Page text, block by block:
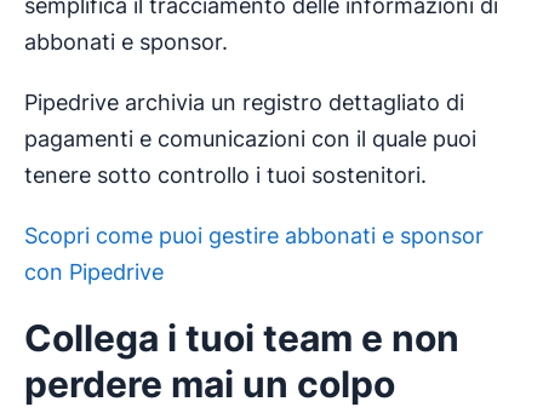
semplifica il tracciamento delle informazioni di
abbonati e sponsor.
Pipedrive archivia un registro dettagliato di
pagamenti e comunicazioni con il quale puoi
tenere sotto controllo i tuoi sostenitori.
Scopri come puoi gestire abbonati e sponsor
con Pipedrive
Collega i tuoi team e non
perdere mai un colpo